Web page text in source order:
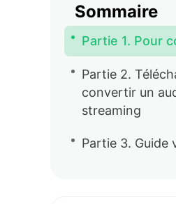
Sommaire
Partie 1. Pour
Partie 2.
convertir un
streaming
Partie 3. Guide